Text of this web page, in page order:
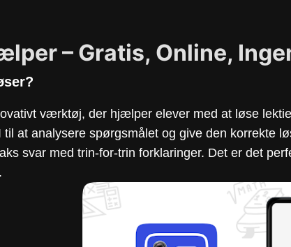
– Gratis, Online,
værktøj, der hjælper elever med at løse
til at analysere spørgsmålet og give den korrekte
svar med trin-for-trin forklaringer. Det er det